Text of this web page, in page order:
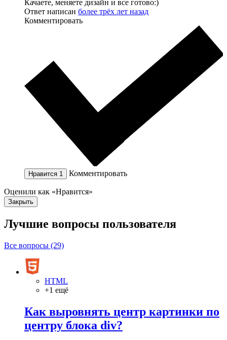
Качаете, меняете дизайн и все готово:)
Ответ написан более трёх лет назад
Комментировать
Нравится 1 Комментировать
Оценили как «Нравится»
Закрыть
Лучшие вопросы пользователя
Все вопросы (29)
HTML
+1 ещё
Как выровнять центр картинки по
центру блока div?